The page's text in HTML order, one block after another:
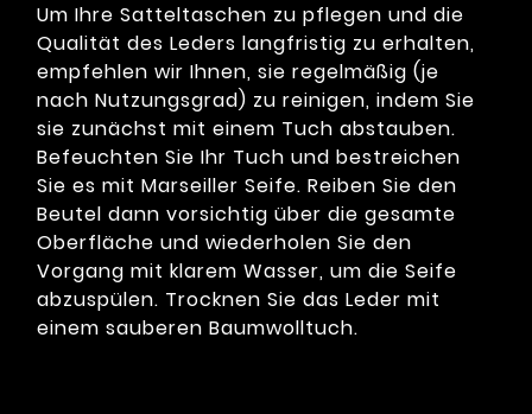
Um Ihre Satteltaschen zu pflegen und die
Qualität des Leders langfristig zu erhalten,
empfehlen wir Ihnen, sie regelmäßig (je
nach Nutzungsgrad) zu reinigen, indem Sie
sie zunächst mit einem Tuch abstauben.
Befeuchten Sie Ihr Tuch und bestreichen
Sie es mit Marseiller Seife. Reiben Sie den
Beutel dann vorsichtig über die gesamte
Oberfläche und wiederholen Sie den
Vorgang mit klarem Wasser, um die Seife
abzuspülen. Trocknen Sie das Leder mit
einem sauberen Baumwolltuch.